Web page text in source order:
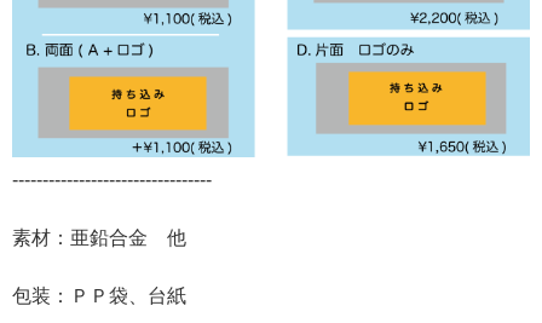
---------------------------------
素材：亜鉛合金 他
包装：ＰＰ袋、台紙